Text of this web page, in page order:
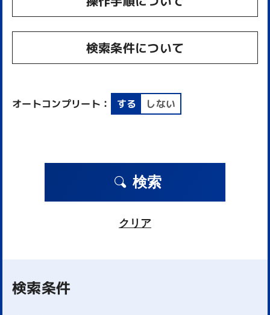
検索条件について
オートコンプリート： する しない
検索
クリア
検索条件